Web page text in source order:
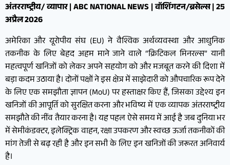
अंतरराष्ट्रीय/ व्यापार | ABC NATIONAL NEWS | वॉशिंगटन/ब्रसेल्स | 25
अप्रैल 2026
अमेरिका और यूरोपीय संघ (EU) ने वैश्विक अर्थव्यवस्था और आधुनिक
तकनीक के लिए बेहद अहम माने जाने वाले “क्रिटिकल मिनरल्स” यानी
महत्वपूर्ण खनिजों को लेकर अपने सहयोग को और मजबूत करने की दिशा में
बड़ा कदम उठाया है। दोनों पक्षों ने इस क्षेत्र में साझेदारी को औपचारिक रूप देने
के लिए एक समझौता ज्ञापन (MoU) पर हस्ताक्षर किए हैं, जिसका उद्देश्य इन
खनिजों की आपूर्ति को सुरक्षित करना और भविष्य में एक व्यापक अंतरराष्ट्रीय
समझौते की नींव तैयार करना है। यह पहल ऐसे समय में आई है जब दुनिया भर
में सेमीकंडक्टर, इलेक्ट्रिक वाहन, रक्षा उपकरण और स्वच्छ ऊर्जा तकनीकों की
मांग तेजी से बढ़ रही है और इन सभी के लिए इन खनिजों की जरूरत अनिवार्य
है।